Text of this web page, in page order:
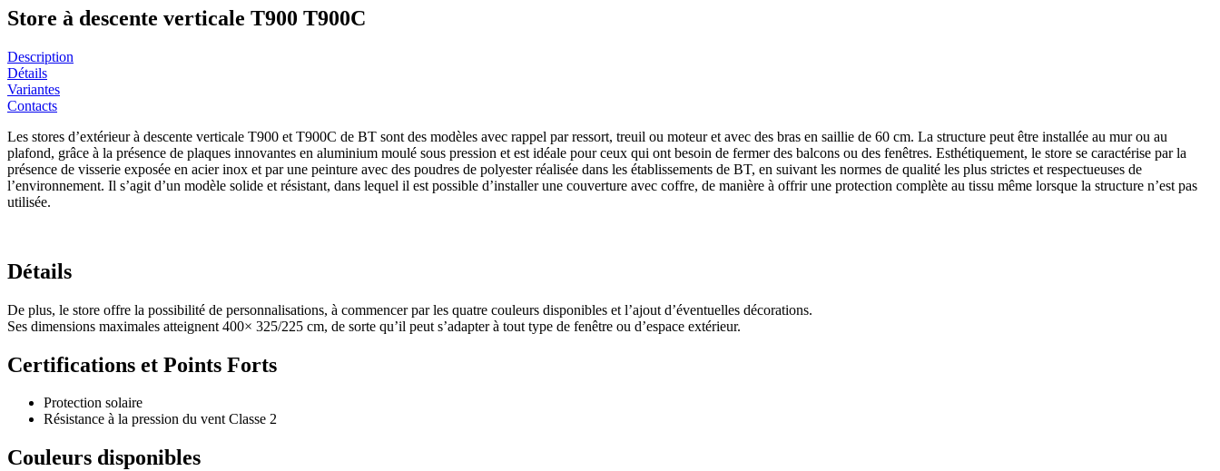
Store à descente verticale T900 T900C
Description
Détails
Variantes
Contacts
Les stores d’extérieur à descente verticale T900 et T900C de BT sont des modèles avec rappel par ressort, treuil ou moteur et avec des bras en saillie de 60 cm. La structure peut être installée au mur ou au
plafond, grâce à la présence de plaques innovantes en aluminium moulé sous pression et est idéale pour ceux qui ont besoin de fermer des balcons ou des fenêtres. Esthétiquement, le store se caractérise par la
présence de visserie exposée en acier inox et par une peinture avec des poudres de polyester réalisée dans les établissements de BT, en suivant les normes de qualité les plus strictes et respectueuses de
l’environnement. Il s’agit d’un modèle solide et résistant, dans lequel il est possible d’installer une couverture avec coffre, de manière à offrir une protection complète au tissu même lorsque la structure n’est pas
utilisée.
Détails
De plus, le store offre la possibilité de personnalisations, à commencer par les quatre couleurs disponibles et l’ajout d’éventuelles décorations.
Ses dimensions maximales atteignent 400× 325/225 cm, de sorte qu’il peut s’adapter à tout type de fenêtre ou d’espace extérieur.
Certifications et Points Forts
Protection solaire
Résistance à la pression du vent Classe 2
Couleurs disponibles